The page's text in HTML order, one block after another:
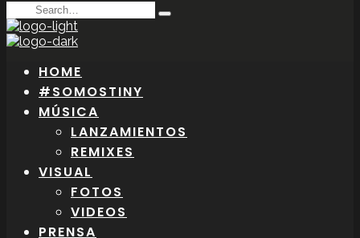
Search
for:
Type
HOME
#SOMOSTINY
MÚSICA
LANZAMIENTOS
REMIXES
VISUAL
FOTOS
VIDEOS
PRENSA